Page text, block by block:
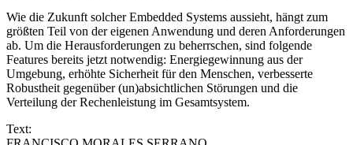
Wie die Zukunft solcher Embedded Systems aussieht, hängt zum
größten Teil von der eigenen Anwendung und deren Anforderungen
ab. Um die Herausforderungen zu beherrschen, sind folgende
Features bereits jetzt notwendig: Energiegewinnung aus der
Umgebung, erhöhte Sicherheit für den Menschen, verbesserte
Robustheit gegenüber (un)absichtlichen Störungen und die
Verteilung der Rechenleistung im Gesamtsystem.
Text: